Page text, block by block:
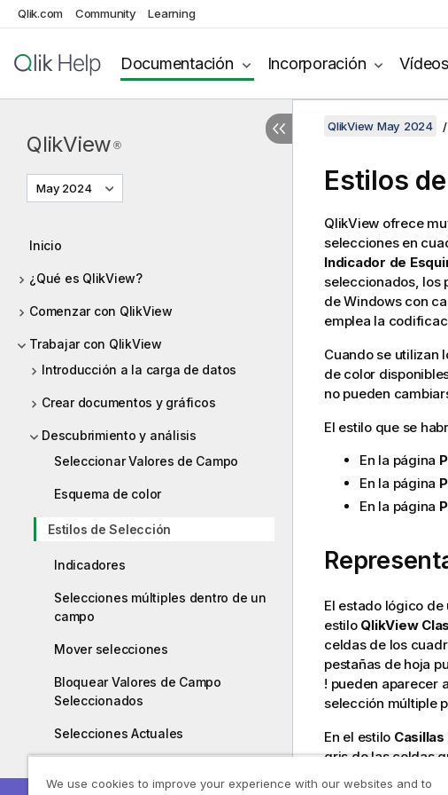
Qlik.com Community Learning
Documentación Incorporación Vídeos
QlikView ®
May 2024
Inicio
¿Qué es QlikView?
Comenzar con QlikView
Trabajar con QlikView
Introducción a la carga de datos
Crear documentos y gráficos
Descubrimiento y análisis
Seleccionar Valores de Campo
Esquema de color
Estilos de Selección
Indicadores
Selecciones múltiples dentro de un
campo
Mover selecciones
Bloquear Valores de Campo
Seleccionados
Selecciones Actuales
QlikView May 2024
Estilos
QlikView ofrece
selecciones en
Indicador de
seleccionados, los
de Windows con
emplea la
Cuando se utilizan
de color
no pueden
El estilo que se
En la página
En la página
En la página
El estado lógico
estilo QlikView
celdas de los
pestañas de hoja
! pueden aparecer
selección múltiple
En el estilo
gris de las celdas
selección
We use cookies to improve your experience with our websites and to